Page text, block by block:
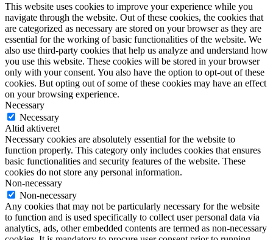
This website uses cookies to improve your experience while you
navigate through the website. Out of these cookies, the cookies that
are categorized as necessary are stored on your browser as they are
essential for the working of basic functionalities of the website. We
also use third-party cookies that help us analyze and understand how
you use this website. These cookies will be stored in your browser
only with your consent. You also have the option to opt-out of these
cookies. But opting out of some of these cookies may have an effect
on your browsing experience.
Necessary
Necessary
Altid aktiveret
Necessary cookies are absolutely essential for the website to
function properly. This category only includes cookies that ensures
basic functionalities and security features of the website. These
cookies do not store any personal information.
Non-necessary
Non-necessary
Any cookies that may not be particularly necessary for the website
to function and is used specifically to collect user personal data via
analytics, ads, other embedded contents are termed as non-necessary